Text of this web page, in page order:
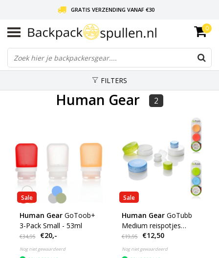
GRATIS VERZENDING VANAF €30
LIEFDE VOOR BACKPACKEN!
30 DAGEN GRATIS RETOUR
0
FILTERS
Human Gear 2
Sale
Human Gear GoToob+
3-Pack Small - 53ml
€34,95 €20,-
Nog niet gewaardeerd
Sale
Human Gear GoTubb
Medium reispotjes
€19,95 €12,50
Nog niet gewaardeerd